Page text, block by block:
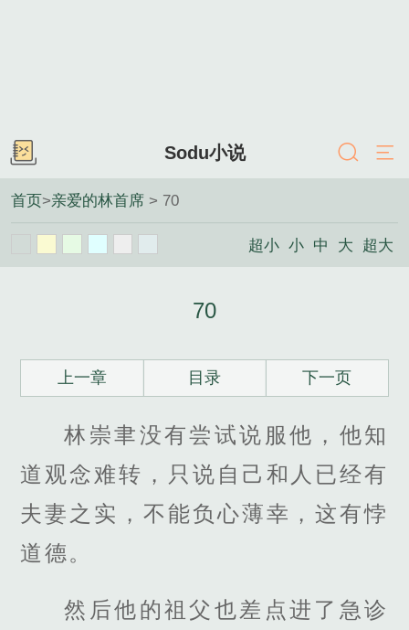
Sodu小说
首页>亲爱的林首席 > 70
超小 小 中 大 超大
70
上一章 目录 下一页
林崇聿没有尝试说服他，他知
道观念难转，只说自己和人已经有
夫妻之实，不能负心薄幸，这有悖
道德。
然后他的祖父也差点进了急诊